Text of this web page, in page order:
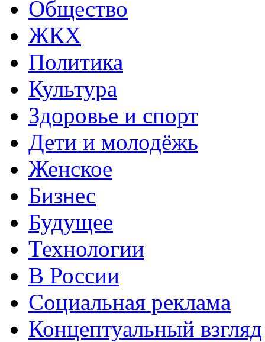
Общество
ЖКХ
Политика
Культура
Здоровье и спорт
Дети и молодёжь
Женское
Бизнес
Будущее
Технологии
В России
Социальная реклама
Концептуальный взгляд